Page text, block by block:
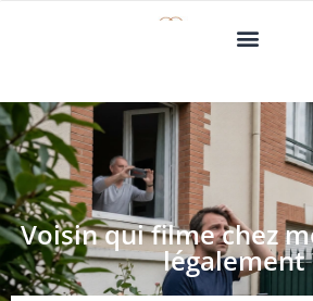
Voisin qui filme chez
légalement